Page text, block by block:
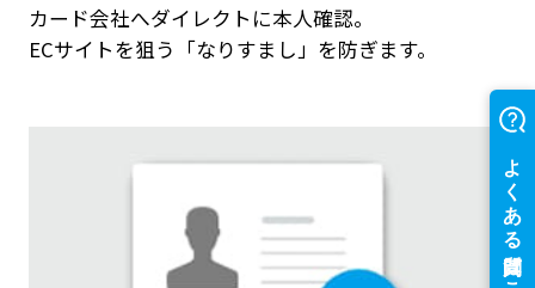
カード会社へダイレクトに本人確認。
ECサイトを狙う「なりすまし」を防ぎます。